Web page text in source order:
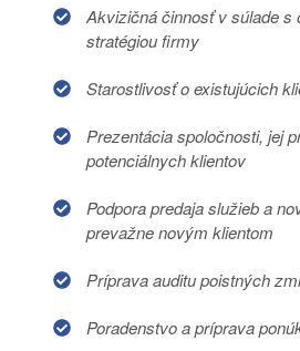
Akvizičná činnosť v súlade s
stratégiou firmy
Starostlivosť o existujúcich
Prezentácia spoločnosti, jej
potenciálnych klientov
Podpora predaja služieb a
prevažne novým klientom
Príprava auditu poistných
Poradenstvo a príprava